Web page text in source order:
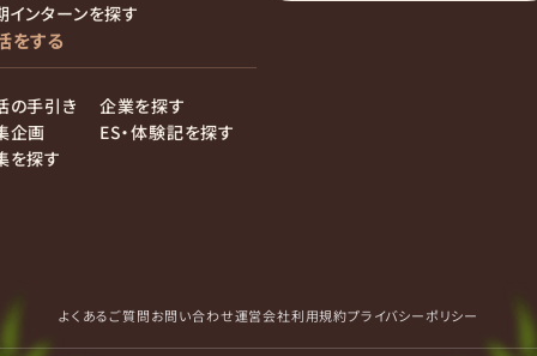
インターンを探す
をする
の手引き
企画
を探す
企業を探す
ES・体験記を探す
よくあるご質問お問い合わせ運営会社利用規約プライバシーポリシー